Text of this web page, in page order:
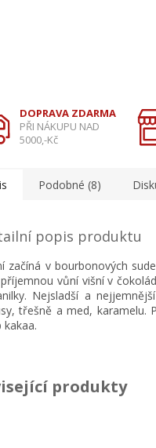
DOPRAVA ZDARMA
PŘI NÁKUPU NAD
5000,-Kč
Podobné (8)
popis produktu
začíná v bourbonových
vůní višní v
Nejsladší a
třešně a med, karamelu.
kakaa.
produkty